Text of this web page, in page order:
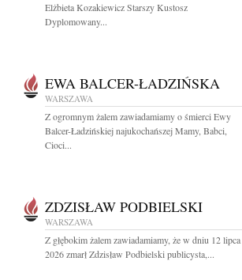
Elżbieta Kozakiewicz Starszy Kustosz
Dyplomowany...
EWA BALCER-ŁADZIŃSKA
WARSZAWA
Z ogromnym żalem zawiadamiamy o śmierci Ewy
Balcer-Ładzińskiej najukochańszej Mamy, Babci,
Cioci...
ZDZISŁAW PODBIELSKI
WARSZAWA
Z głębokim żalem zawiadamiamy, że w dniu 12 lipca
2026 zmarł Zdzisław Podbielski publicysta,...